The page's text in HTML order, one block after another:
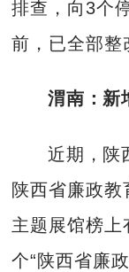
排查，向3个
前，已全部整
渭南：新
近期，陕
陕西省廉政
主题展馆榜上
个“陕西省廉